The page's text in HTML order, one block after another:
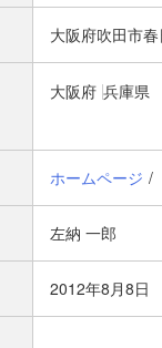
大阪府吹田市
大阪府 兵庫県
ホームページ
左納 一郎
2012年8月8日